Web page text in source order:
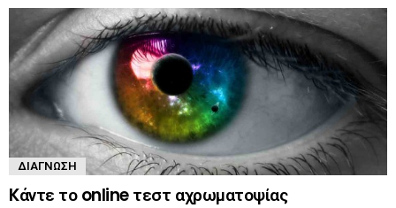
ΔΙΆΓΝΩΣΗ
Kάντε το online τεστ αχρωματοψίας